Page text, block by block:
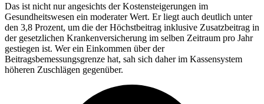
Das ist nicht nur angesichts der Kostensteigerungen im
Gesundheitswesen ein moderater Wert. Er liegt auch deutlich unter
den 3,8 Prozent, um die der Höchstbeitrag inklusive Zusatzbeitrag in
der gesetzlichen Krankenversicherung im selben Zeitraum pro Jahr
gestiegen ist. Wer ein Einkommen über der
Beitragsbemessungsgrenze hat, sah sich daher im Kassensystem
höheren Zuschlägen gegenüber.